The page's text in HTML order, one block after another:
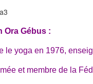
Ora Gébus :
le yoga en 1976,
et membre de la